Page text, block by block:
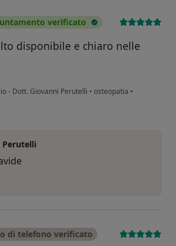
verificato
disponibile e chiaro nelle
- Dott. Giovanni Perutelli • osteopatia •
Davide
Perutelli
di telefono verificato